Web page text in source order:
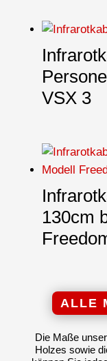
VSX 3
130cm
ALLE
Die Maße
Holzes sowie